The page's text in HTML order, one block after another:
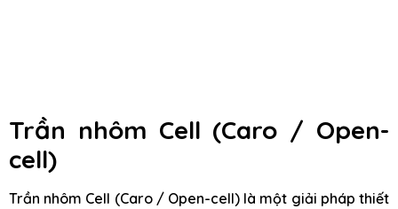
Trần nhôm Cell (Caro / Open-
cell)
Trần nhôm Cell (Caro / Open-cell) là một giải pháp thiết